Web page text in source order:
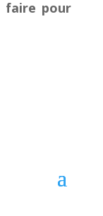
faire pour